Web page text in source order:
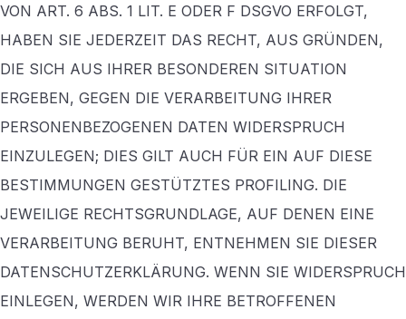
VON ART. 6 ABS. 1 LIT. E ODER F DSGVO ERFOLGT,
HABEN SIE JEDERZEIT DAS RECHT, AUS GRÜNDEN,
DIE SICH AUS IHRER BESONDEREN SITUATION
ERGEBEN, GEGEN DIE VERARBEITUNG IHRER
PERSONENBEZOGENEN DATEN WIDERSPRUCH
EINZULEGEN; DIES GILT AUCH FÜR EIN AUF DIESE
BESTIMMUNGEN GESTÜTZTES PROFILING. DIE
JEWEILIGE RECHTSGRUNDLAGE, AUF DENEN EINE
VERARBEITUNG BERUHT, ENTNEHMEN SIE DIESER
DATENSCHUTZERKLÄRUNG. WENN SIE WIDERSPRUCH
EINLEGEN, WERDEN WIR IHRE BETROFFENEN